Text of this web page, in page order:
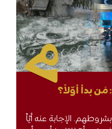
بدأ أوّلاً؟
الإجابة عنه أيّاً